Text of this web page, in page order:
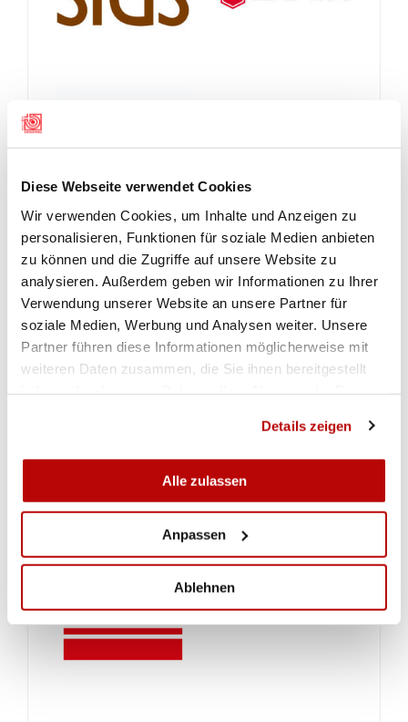
Diese Webseite verwendet Cookies
Wir verwenden Cookies, um Inhalte und Anzeigen zu
personalisieren, Funktionen für soziale Medien anbieten
zu können und die Zugriffe auf unsere Website zu
analysieren. Außerdem geben wir Informationen zu Ihrer
Verwendung unserer Website an unsere Partner für
soziale Medien, Werbung und Analysen weiter. Unsere
Partner führen diese Informationen möglicherweise mit
weiteren Daten zusammen, die Sie ihnen bereitgestellt
Details zeigen
Alle zulassen
Anpassen
Ablehnen